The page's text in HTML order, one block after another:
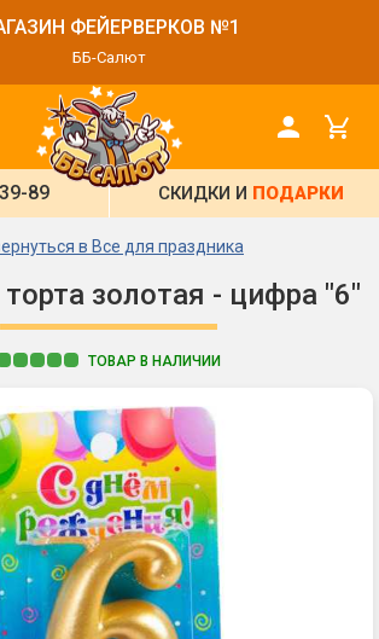
ФЕЙЕРВЕРКОВ №1
ББ-Салют
89 СКИДКИ И ПОДАРКИ
в Все для праздника
золотая - цифра "6"
ТОВАР В НАЛИЧИИ